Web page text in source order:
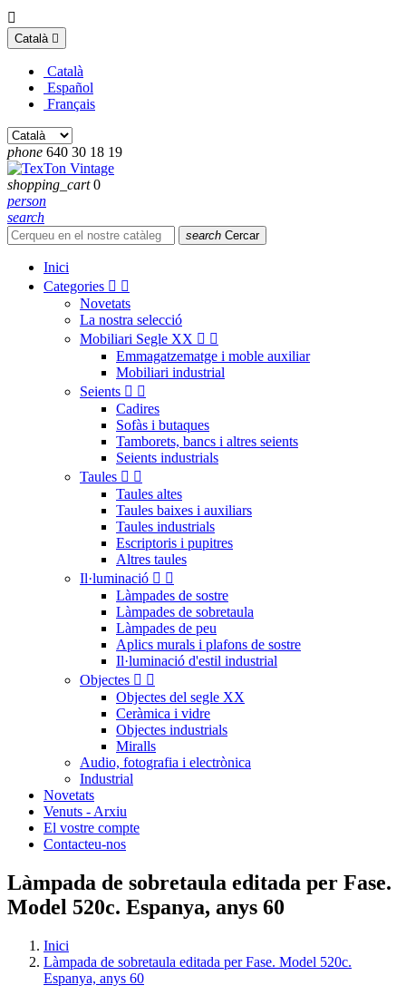

Català 
Català
Español
Français
phone 640 30 18 19
shopping_cart 0
person
search
search Cercar
Inici
Categories  
Novetats
La nostra selecció
Mobiliari Segle XX  
Emmagatzematge i moble auxiliar
Mobiliari industrial
Seients  
Cadires
Sofàs i butaques
Tamborets, bancs i altres seients
Seients industrials
Taules  
Taules altes
Taules baixes i auxiliars
Taules industrials
Escriptoris i pupitres
Altres taules
Il·luminació  
Làmpades de sostre
Làmpades de sobretaula
Làmpades de peu
Aplics murals i plafons de sostre
Il·luminació d'estil industrial
Objectes  
Objectes del segle XX
Ceràmica i vidre
Objectes industrials
Miralls
Audio, fotografia i electrònica
Industrial
Novetats
Venuts - Arxiu
El vostre compte
Contacteu-nos
Làmpada de sobretaula editada per Fase.
Model 520c. Espanya, anys 60
Inici
Làmpada de sobretaula editada per Fase. Model 520c.
Espanya, anys 60